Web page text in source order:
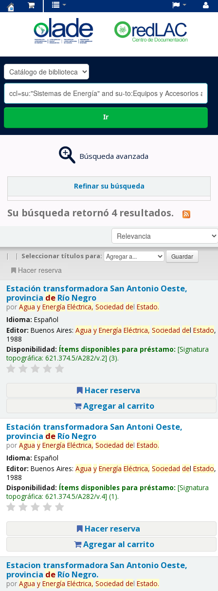
OLADE
-
Ir
Búsqueda avanzada
Refinar su búsqueda
Su búsqueda retornó 4 resultados.
| | Seleccionar títulos para:
Hacer reserva
Estación transformadora San Antonio Oeste,
provincia deRío Negro
por Agua y Energía Eléctrica, Sociedad del Estado.
Idioma: Español
Editor: Buenos Aires: Agua y Energía Eléctrica, Sociedad del Estado,
1988
Disponibilidad: Ítems disponibles para préstamo: Signatura
topográfica: 621.374.5/A282/v.2 (3).
Hacer reserva
Agregar al carrito
Estación transformadora San Antoni Oeste,
provincia deRío Negro
por Agua y Energía Eléctrica, Sociedad del Estado.
Idioma: Español
Editor: Buenos Aires: Agua y Energía Eléctrica, Sociedad del Estado,
1988
Disponibilidad: Ítems disponibles para préstamo: Signatura
topográfica: 621.374.5/A282/v.4 (1).
Hacer reserva
Agregar al carrito
Estacion transformadora San Antonio Oeste,
provincia deRío Negro.
por Agua y Energía Eléctrica, Sociedad del Estado.